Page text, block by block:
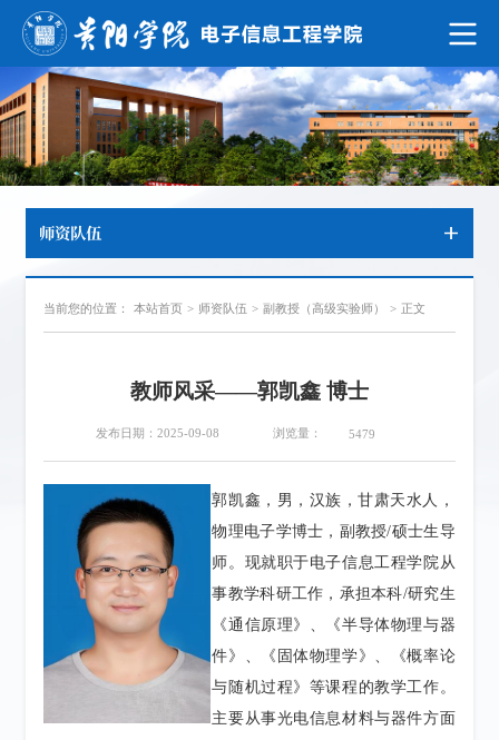
师资队伍
当前您的位置： 本站首页 > 师资队伍 > 副教授（高级实验师） > 正文
教师风采——郭凯鑫 博士
发布日期：2025-09-08 浏览量： 5479
郭凯鑫，男，汉族，甘肃天水人，
物理电子学博士，副教授/硕士生导
师。现就职于电子信息工程学院从
事教学科研工作，承担本科/研究生
《通信原理》、《半导体物理与器
件》、《固体物理学》、《概率论
与随机过程》等课程的教学工作。
主要从事光电信息材料与器件方面